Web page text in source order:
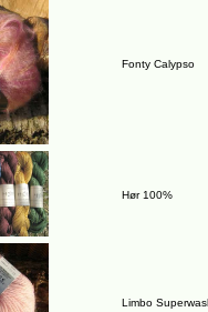
Fonty Calypso
Hør 100%
Limbo